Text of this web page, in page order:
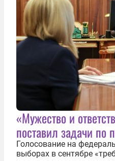
«Мужество и
поставил задачи по
Голосование на
выборах в сентябре